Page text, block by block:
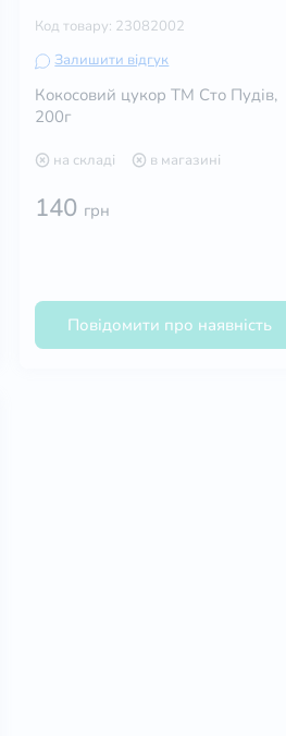
Код товару: 23082002
Залишити відгук
Кокосовий цукор ТМ Сто Пудів,
200г
на складі в магазині
140 грн
Повідомити про наявність